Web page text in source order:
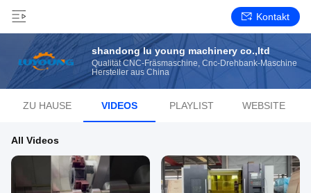
Kontakt
shandong lu young machinery co.,ltd
Qualität CNC-Fräsmaschine, Cnc-Drehbank-Maschine
Hersteller aus China
ZU HAUSE VIDEOS PLAYLIST WEBSITE
All Videos